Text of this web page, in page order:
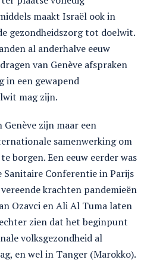
maakt Israël ook in
gezondheidszorg tot doelwit.
al anderhalve eeuw
van Genève afspraken
in een gewapend
mag zijn.
Genève zijn maar een
samenwerking om
borgen. Een eeuw eerder was
Conferentie in Parijs
krachten pandemieën
Ozavci en Ali Al Tuma laten
zien dat het beginpunt
volksgezondheid al
en wel in Tanger (Marokko).